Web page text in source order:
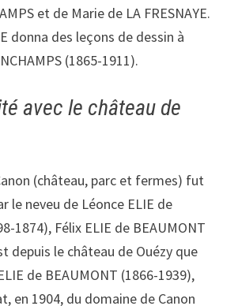
et de Marie de LA FRESNAYE.
donna des leçons de dessin à
(1865-1911).
avec le château de
(château, parc et fermes) fut
le neveu de Léonce ELIE de
1874), Félix ELIE de BEAUMONT
depuis le château de Ouézy que
de BEAUMONT (1866-1939),
en 1904, du domaine de Canon